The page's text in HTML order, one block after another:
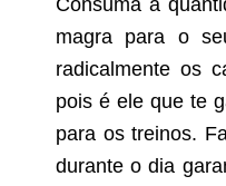
Consuma a
magra para o
radicalmente os
pois é ele que te
para os treinos.
durante o dia